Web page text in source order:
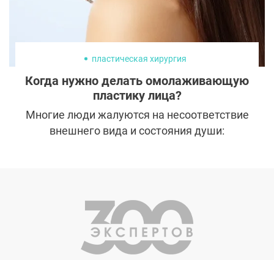
пластическая хирургия
Когда нужно делать омолаживающую
пластику лица?
Многие люди жалуются на несоответствие
внешнего вида и состояния души:
дальнейшем стремление к гармонии
требует других путей. Так пациенты
задумываются об омолаживающем